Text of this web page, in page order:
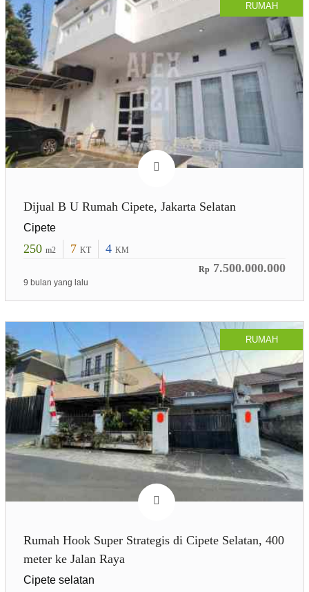
RUMAH
Dijual B U Rumah Cipete, Jakarta Selatan
Cipete
250 m2 7 KT 4 KM
Rp 7.500.000.000
9 bulan yang lalu
RUMAH
Rumah Hook Super Strategis di Cipete Selatan, 400
meter ke Jalan Raya
Cipete selatan